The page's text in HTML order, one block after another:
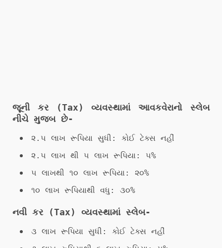
જૂની કર (Tax) વ્યવસ્થામાં આવકવેરાનો સ્લેબ
નીચે મુજબ છે-
૨.૫ લાખ રૂપિયા સુધી: કોઈ ટેક્સ નહીં
૨.૫ લાખ થી ૫ લાખ રૂપિયા: ૫%
૫ લાખથી ૧૦ લાખ રૂપિયા: ૨૦%
૧૦ લાખ રૂપિયાથી વધુ: ૩૦%
નવી કર (Tax) વ્યવસ્થામાં સ્લેબ-
૩ લાખ રૂપિયા સુધી: કોઈ ટેક્સ નહીં